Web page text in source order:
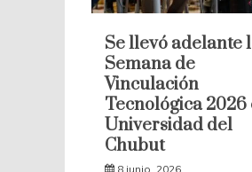
Se llevó adelante
Semana de
Vinculación
Tecnológica 2026
Universidad del
Chubut
8 junio, 2026